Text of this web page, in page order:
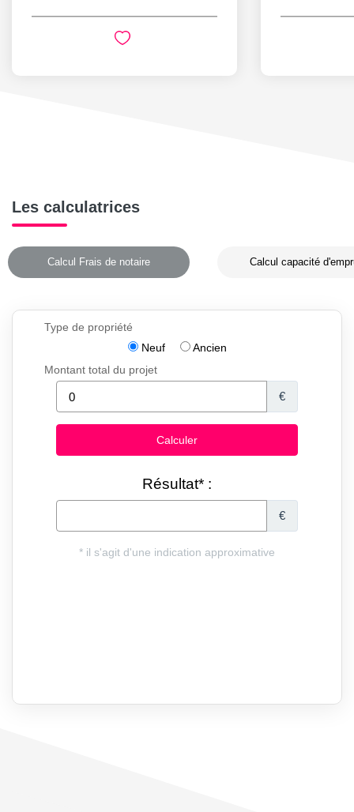
Les calculatrices
Calcul Frais de notaire Calcul capacité